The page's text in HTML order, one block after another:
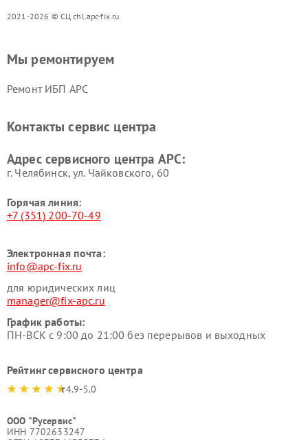
2021-2026 © СЦ chl.apc-fix.ru
Мы ремонтируем
Ремонт ИБП APC
Контакты сервис центра
Адрес сервисного центра APC:
г. Челябинск, ул. Чайковского, 60
Горячая линия:
+7 (351) 200-70-49
Электронная почта:
info@apc-fix.ru
для юридических лиц
manager@fix-apc.ru
График работы:
ПН-ВСК с 9:00 до 21:00 без перерывов и выходных
Рейтинг сервисного центра
4.9-5.0
ООО "Русервис"
ИНН 7702633247